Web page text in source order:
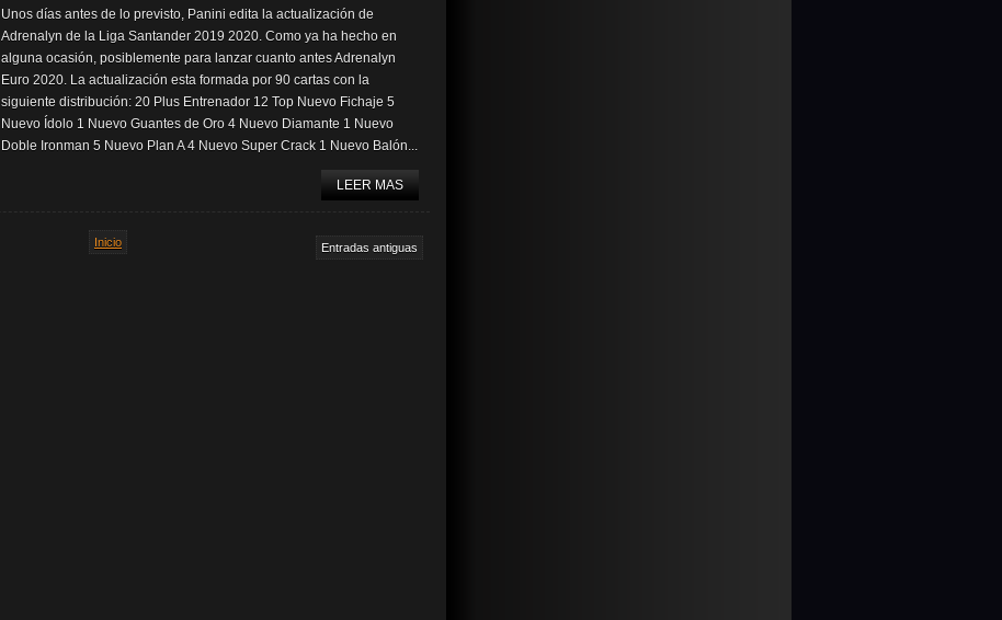
Unos días antes de lo previsto, Panini edita la actualización de
Adrenalyn de la Liga Santander 2019 2020. Como ya ha hecho en
alguna ocasión, posiblemente para lanzar cuanto antes Adrenalyn
Euro 2020. La actualización esta formada por 90 cartas con la
siguiente distribución: 20 Plus Entrenador 12 Top Nuevo Fichaje 5
Nuevo Ídolo 1 Nuevo Guantes de Oro 4 Nuevo Diamante 1 Nuevo
Doble Ironman 5 Nuevo Plan A 4 Nuevo Super Crack 1 Nuevo Balón...
LEER MAS
Entradas antiguas
Inicio